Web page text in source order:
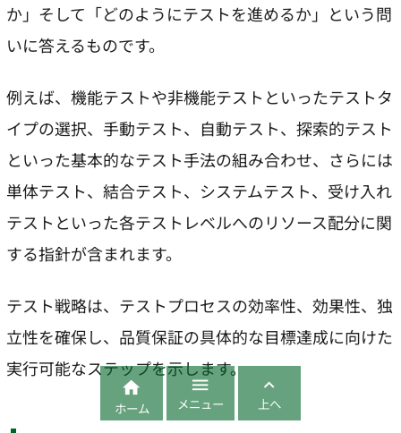
か」そして「どのようにテストを進めるか」という問
いに答えるものです。
例えば、機能テストや非機能テストといったテストタ
イプの選択、手動テスト、自動テスト、探索的テスト
といった基本的なテスト手法の組み合わせ、さらには
単体テスト、結合テスト、システムテスト、受け入れ
テストといった各テストレベルへのリソース配分に関
する指針が含まれます。
テスト戦略は、テストプロセスの効率性、効果性、独
立性を確保し、品質保証の具体的な目標達成に向けた
実行可能なステップを示します。

ホーム

メニュー

上へ